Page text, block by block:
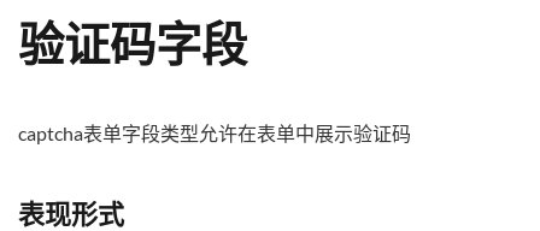
验证码字段
captcha表单字段类型允许在表单中展示验证码
表现形式